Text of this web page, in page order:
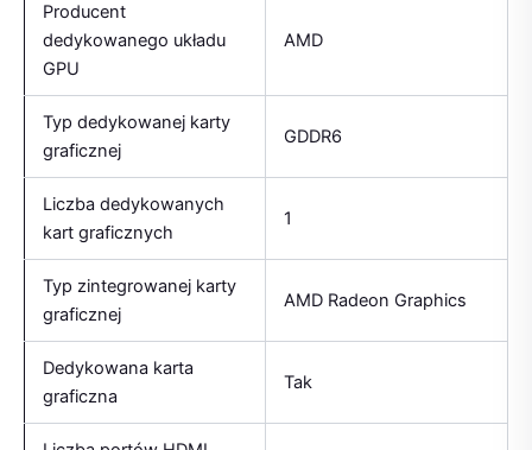
Producent
dedykowanego układu
GPU
AMD
Typ dedykowanej karty
graficznej
GDDR6
Liczba dedykowanych
kart graficznych
1
Typ zintegrowanej karty
graficznej
AMD Radeon Graphics
Dedykowana karta
graficzna
Tak